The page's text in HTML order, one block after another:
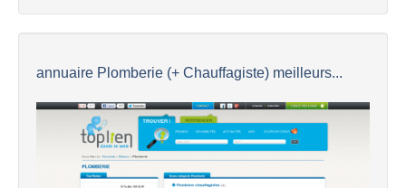
annuaire Plomberie (+ Chauffagiste) meilleurs...